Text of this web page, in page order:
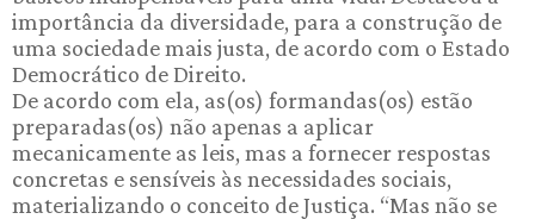
importância da diversidade, para a construção de
uma sociedade mais justa, de acordo com o Estado
Democrático de Direito.
De acordo com ela, as(os) formandas(os) estão
preparadas(os) não apenas a aplicar
mecanicamente as leis, mas a fornecer respostas
concretas e sensíveis às necessidades sociais,
materializando o conceito de Justiça. “Mas não se